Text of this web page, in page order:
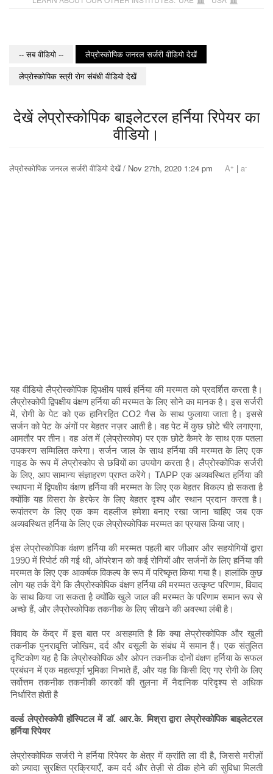
-- सब वीडियो --
लेप्रोस्कोपिक जनरल सर्जरी वीडियो देखें
लेप्रोस्कोपिक स्त्री रोग संबंधी वीडियो देखें
देखें लेप्रोस्कोपिक बाइलेटरल हर्निया रिपेयर का
वीडियो।
लेप्रोस्कोपिक जनरल सर्जरी वीडियो देखें / Nov 27th, 2020 1:24 pm A+ | a-
यह वीडियो लैप्रोस्कोपिक द्विपक्षीय पार्श्व हर्निया की मरम्मत को प्रदर्शित करता है।
लैप्रोस्कोपी द्विपक्षीय वंक्षण हर्निया की मरम्मत के लिए सोने का मानक है। इस सर्जरी
में, रोगी के पेट को एक हानिरहित CO2 गैस के साथ फुलाया जाता है। इससे
सर्जन को पेट के अंगों पर बेहतर नज़र आती है। वह पेट में कुछ छोटे चीरे लगाएगा,
आमतौर पर तीन। वह अंत में (लेप्रोस्कोप) पर एक छोटे कैमरे के साथ एक पतला
उपकरण सम्मिलित करेगा। सर्जन जाल के साथ हर्निया की मरम्मत के लिए एक
गाइड के रूप में लेप्रोस्कोप से छवियों का उपयोग करता है। लैप्रोस्कोपिक सर्जरी
के लिए, आप सामान्य संज्ञाहरण प्राप्त करेंगे। TAPP एक अव्यवस्थित हर्निया की
स्थापना में द्विपक्षीय वंक्षण हर्निया की मरम्मत के लिए एक बेहतर विकल्प हो सकता है
क्योंकि यह विसरा के हेरफेर के लिए बेहतर दृश्य और स्थान प्रदान करता है।
रूपांतरण के लिए एक कम दहलीज हमेशा बनाए रखा जाना चाहिए जब एक
अव्यवस्थित हर्निया के लिए एक लेप्रोस्कोपिक मरम्मत का प्रयास किया जाए।
इंस लेप्रोस्कोपिक वंक्षण हर्निया की मरम्मत पहली बार जीआर और सहयोगियों द्वारा
1990 में रिपोर्ट की गई थी, ऑपरेशन को कई रोगियों और सर्जनों के लिए हर्निया की
मरम्मत के लिए एक आकर्षक विकल्प के रूप में परिष्कृत किया गया है। हालांकि कुछ
लोग यह तर्क देंगे कि लैप्रोस्कोपिक वंक्षण हर्निया की मरम्मत उत्कृष्ट परिणाम, विवाद
के साथ किया जा सकता है क्योंकि खुले जाल की मरम्मत के परिणाम समान रूप से
अच्छे हैं, और लैप्रोस्कोपिक तकनीक के लिए सीखने की अवस्था लंबी है।
विवाद के केंद्र में इस बात पर असहमति है कि क्या लेप्रोस्कोपिक और खुली
तकनीक पुनरावृत्ति जोखिम, दर्द और वसूली के संबंध में समान हैं। एक संतुलित
दृष्टिकोण यह है कि लेप्रोस्कोपिक और ओपन तकनीक दोनों वंक्षण हर्निया के सफल
प्रबंधन में एक महत्वपूर्ण भूमिका निभाते हैं, और यह कि किसी दिए गए रोगी के लिए
सर्वोत्तम तकनीक तकनीकी कारकों की तुलना में नैदानिक ​​परिदृश्य से अधिक
निर्धारित होती है
वर्ल्ड लेप्रोस्कोपी हॉस्पिटल में डॉ. आर.के. मिश्रा द्वारा लेप्रोस्कोपिक बाइलेटरल
हर्निया रिपेयर
लेप्रोस्कोपिक सर्जरी ने हर्निया रिपेयर के क्षेत्र में क्रांति ला दी है, जिससे मरीज़ों
को ज़्यादा सुरक्षित प्रक्रियाएँ, कम दर्द और तेज़ी से ठीक होने की सुविधा मिलती